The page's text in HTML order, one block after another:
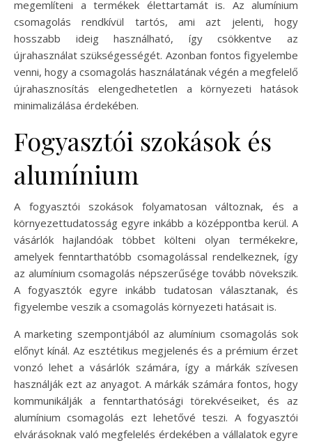
megemlíteni a termékek élettartamát is. Az alumínium
csomagolás rendkívül tartós, ami azt jelenti, hogy
hosszabb ideig használható, így csökkentve az
újrahasználat szükségességét. Azonban fontos figyelembe
venni, hogy a csomagolás használatának végén a megfelelő
újrahasznosítás elengedhetetlen a környezeti hatások
minimalizálása érdekében.
Fogyasztói szokások és
alumínium
A fogyasztói szokások folyamatosan változnak, és a
környezettudatosság egyre inkább a középpontba kerül. A
vásárlók hajlandóak többet költeni olyan termékekre,
amelyek fenntarthatóbb csomagolással rendelkeznek, így
az alumínium csomagolás népszerűsége tovább növekszik.
A fogyasztók egyre inkább tudatosan választanak, és
figyelembe veszik a csomagolás környezeti hatásait is.
A marketing szempontjából az alumínium csomagolás sok
előnyt kínál. Az esztétikus megjelenés és a prémium érzet
vonzó lehet a vásárlók számára, így a márkák szívesen
használják ezt az anyagot. A márkák számára fontos, hogy
kommunikálják a fenntarthatósági törekvéseiket, és az
alumínium csomagolás ezt lehetővé teszi. A fogyasztói
elvárásoknak való megfelelés érdekében a vállalatok egyre